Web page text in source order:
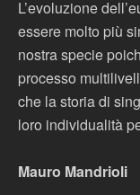
L’evoluzione
essere molto più
nostra specie
processo
che la storia di
loro individualità
Mauro Mandrioli